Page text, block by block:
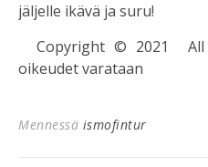
jäljelle ikävä ja suru!
Copyright © 2021 All
oikeudet varataan
Mennessä ismofintur